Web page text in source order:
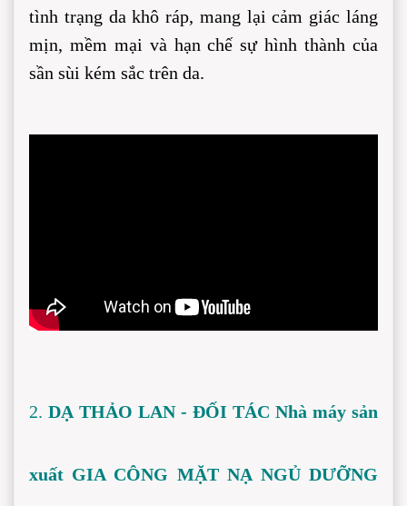
tình trạng da khô ráp, mang lại cảm giác láng
mịn, mềm mại và hạn chế sự hình thành của
sần sùi kém sắc trên da.
2. DẠ THẢO LAN - ĐỐI TÁC Nhà máy sản
xuất GIA CÔNG MẶT NẠ NGỦ DƯỠNG